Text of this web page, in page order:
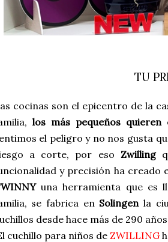
TU
cocinas son el epicentro de la
los más pequeños quieren
el peligro y no nos gusta
a corte, por eso Zwilling
y precisión ha creado
una herramienta que es
se fabrica en Solingen la
desde hace más de 290
cuchillo para niños de ZWILLING